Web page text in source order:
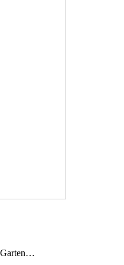
Garten…